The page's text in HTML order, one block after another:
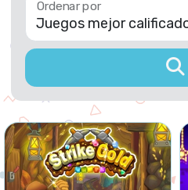
Juego de combinar 2: retira
los ladrillos antes de que el
minero sea aplastado.